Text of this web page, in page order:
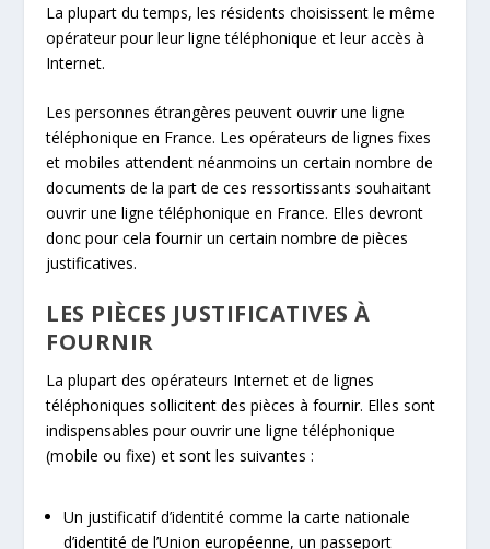
La plupart du temps, les résidents choisissent le même
opérateur pour leur ligne téléphonique et leur accès à
Internet.
Les personnes étrangères peuvent ouvrir une ligne
téléphonique en France. Les opérateurs de lignes fixes
et mobiles attendent néanmoins un certain nombre de
documents de la part de ces ressortissants souhaitant
ouvrir une ligne téléphonique en France. Elles devront
donc pour cela fournir un certain nombre de pièces
justificatives.
LES PIÈCES JUSTIFICATIVES À
FOURNIR
La plupart des opérateurs Internet et de lignes
téléphoniques sollicitent des pièces à fournir. Elles sont
indispensables pour ouvrir une ligne téléphonique
(mobile ou fixe) et sont les suivantes :
Un justificatif d’identité comme la carte nationale
d’identité de l’Union européenne, un passeport